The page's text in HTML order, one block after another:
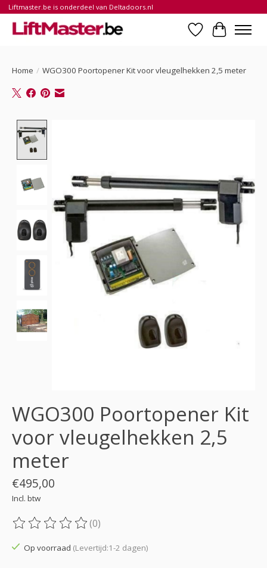
Liftmaster.be is onderdeel van Deltadoors.nl
Verlanglijst
Home / WGO300 Poortopener Kit voor vleugelhekken 2,5 meter
WGO300 Poortopener Kit
voor vleugelhekken 2,5
meter
€495,00
Incl. btw
De beoordeling van dit product is
(0)
Op voorraad (Levertijd:1-2 dagen)